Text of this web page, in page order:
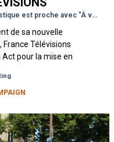
Aux Arts Citoyens! La révolution artistique est proche avec "À vos pinceaux"
de sa nouvelle
France Télévisions
Act pour la mise en